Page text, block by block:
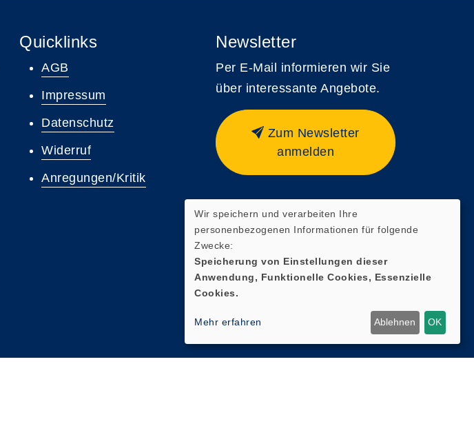
Quicklinks
AGB
Impressum
Datenschutz
Widerruf
Anregungen/Kritik
Newsletter
Per E-Mail informieren wir Sie
über interessante Angebote.
Zum Newsletter
anmelden
Widerrufsformular
Wir speichern und verarbeiten Ihre
personenbezogenen Informationen für folgende
Zwecke:
Speicherung von Einstellungen dieser
Anwendung, Funktionelle Cookies, Essenzielle
Cookies.
Mehr erfahren Ablehnen OK